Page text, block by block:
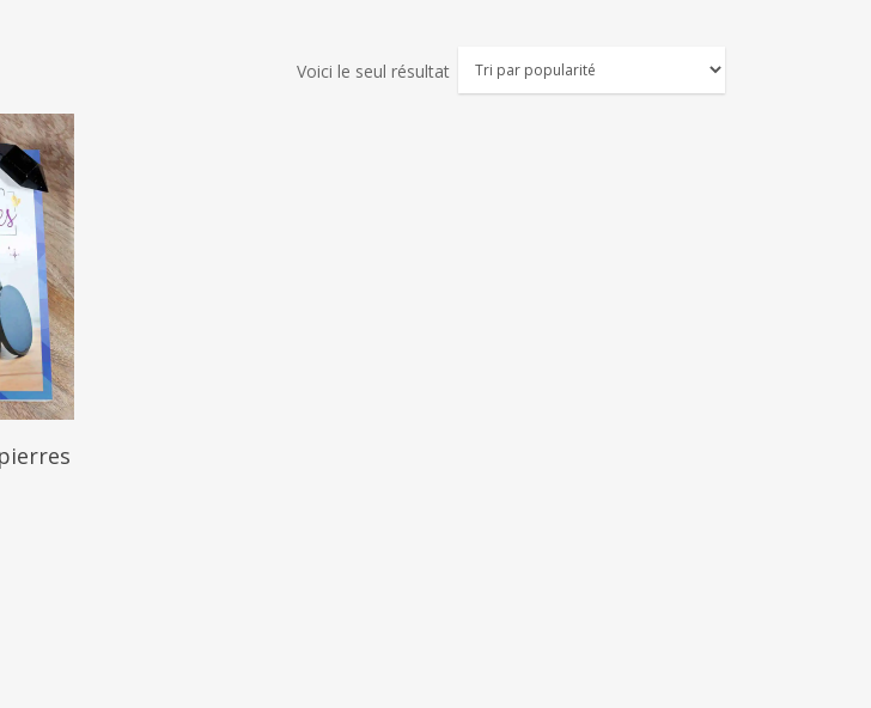
Voici le seul résultat